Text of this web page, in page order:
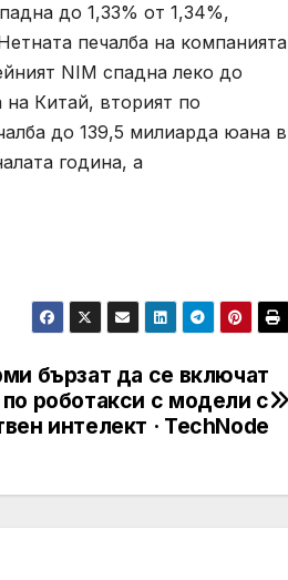
до 1,33% от 1,34%,
печалба на компанията
NIM спадна леко до
на Китай, вторият по
до 139,5 милиарда юана в
година, а
бързат да се включат
роботакси с модели с
интелект · TechNode